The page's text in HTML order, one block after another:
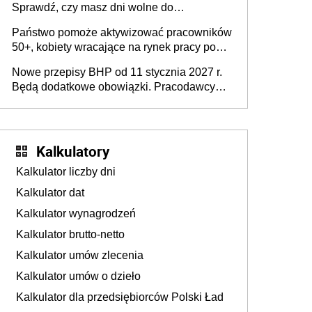
Sprawdź, czy masz dni wolne do
Państwo pomoże aktywizować pracowników
50+, kobiety wracające na rynek pracy po
osoby neuroatypowe. Powstanie Fundusz
na rzecz Inkluzywności w Zatrudnianiu?
Nowe przepisy BHP od 11 stycznia 2027 r.
Będą dodatkowe obowiązki. Pracodawcy
Kalkulatory
Kalkulator liczby dni
Kalkulator dat
Kalkulator wynagrodzeń
Kalkulator brutto-netto
Kalkulator umów zlecenia
Kalkulator umów o dzieło
Kalkulator dla przedsiębiorców Polski Ład